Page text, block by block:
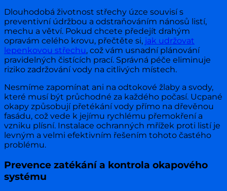
Dlouhodobá životnost střechy úzce souvisí s
preventivní údržbou a odstraňováním nánosů listí,
mechu a větví. Pokud chcete předejít drahým
opravám celého krovu, přečtěte si, jak udržovat
lepenkovou střechu, což vám usnadní plánování
pravidelných čistících prací. Správná péče eliminuje
riziko zadržování vody na citlivých místech.
Nesmíme zapomínat ani na odtokové žlaby a svody,
které musí být průchodné za každého počasí. Ucpané
okapy způsobují přetékání vody přímo na dřevěnou
fasádu, což vede k jejímu rychlému přemokření a
vzniku plísní. Instalace ochranných mřížek proti listí je
levným a velmi efektivním řešením tohoto častého
problému.
Prevence zatékání a kontrola okapového
systému